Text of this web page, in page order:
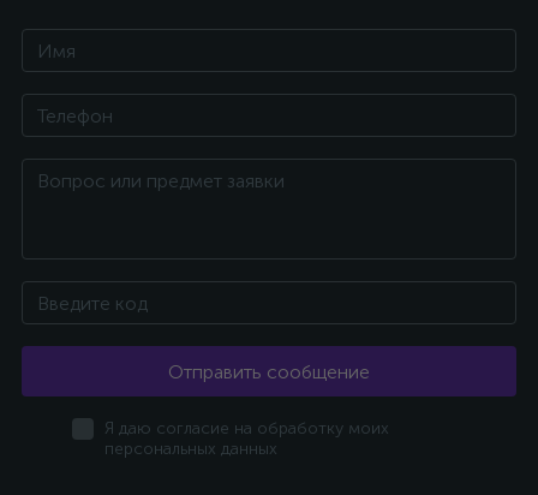
Отправить сообщение
Я даю согласие на обработку моих
персональных данных